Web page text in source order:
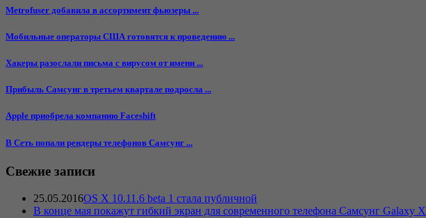
Metrofuser добавила в ассортимент фьюзеры ...
Мобильные операторы США готовятся к проведению ...
Хакеры разослали письма с вирусом от имени ...
Прибыль Самсунг в третьем квартале подросла ...
Apple приобрела компанию Faceshift
В Сеть попали рендеры телефонов Самсунг ...
Свежие записи
25.05.2016OS X 10.11.6 beta 1 cтала публичной
В конце мая покажут гибкий экран для современного телефона Самсунг Galaxy X